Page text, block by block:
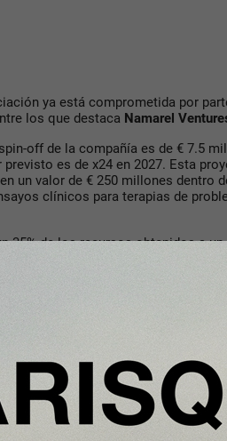
ya está comprometida por
los que destaca Namarel
off de la compañía es de € 7.5
es de x24 en 2027. Esta
un valor de € 250 millones dentro
clínicos para terapias de
35% de los recursos obtenidos a un
flow (flujo de caja) negativo de
en el segundo trimestre de
de equilibrio) en el tercer trimestre